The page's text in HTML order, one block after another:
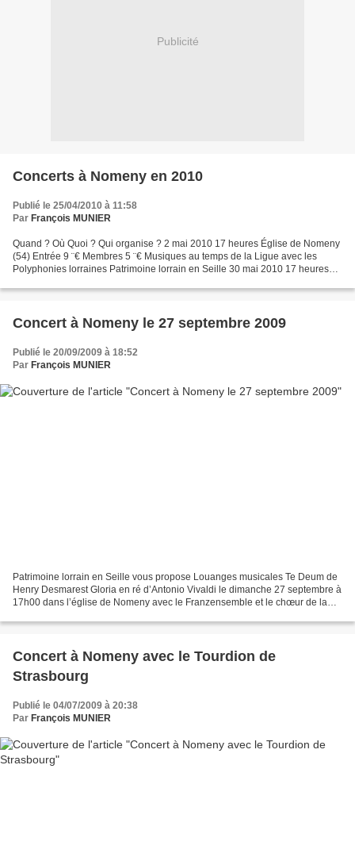
Publicité
Concerts à Nomeny en 2010
Publié le 25/04/2010 à 11:58
Par François MUNIER
Quand ? Où Quoi ? Qui organise ? 2 mai 2010 17 heures Église de Nomeny
(54) Entrée 9 ¨€ Membres 5 ¨€ Musiques au temps de la Ligue avec les
Polyphonies lorraines Patrimoine lorrain en Seille 30 mai 2010 17 heures
Concert à Nomeny le 27 septembre 2009
Publié le 20/09/2009 à 18:52
Par François MUNIER
Patrimoine lorrain en Seille vous propose Louanges musicales Te Deum de
Henry Desmarest Gloria en ré d’Antonio Vivaldi le dimanche 27 septembre à
17h00 dans l’église de Nomeny avec le Franzensemble et le chœur de la
Concert à Nomeny avec le Tourdion de
Strasbourg
Publié le 04/07/2009 à 20:38
Par François MUNIER